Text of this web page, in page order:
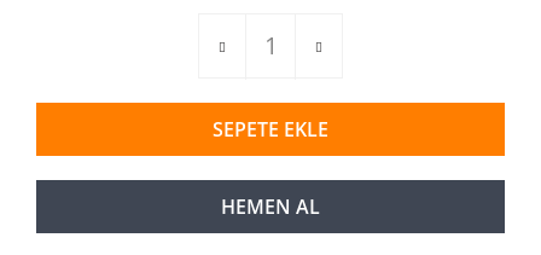
SEPETE EKLE
HEMEN AL